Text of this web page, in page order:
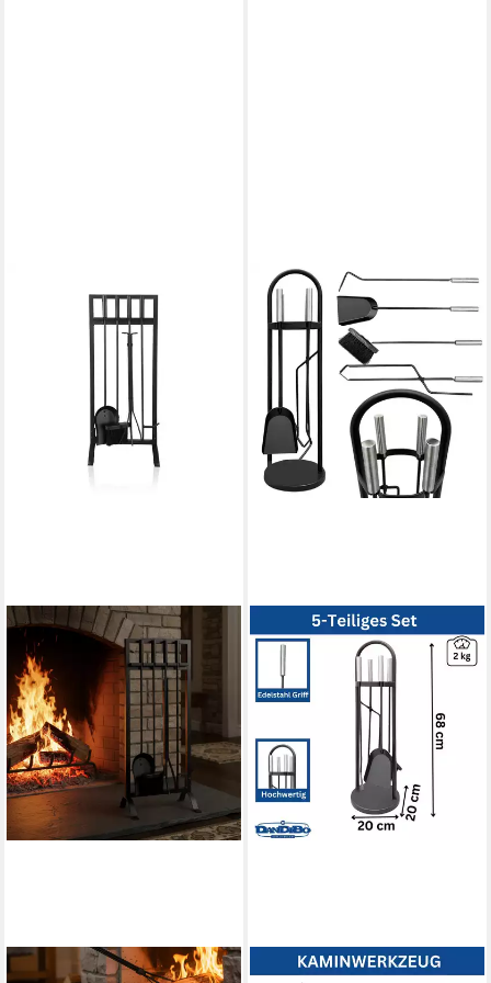
RELAXDAYS
DANDIBO